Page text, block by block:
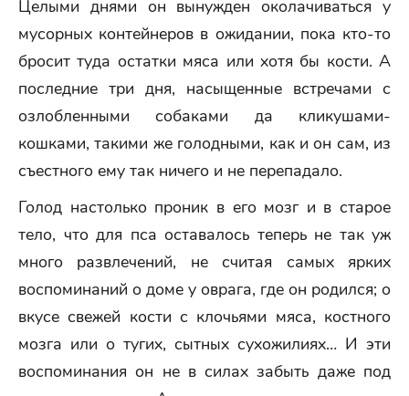
Целыми днями он вынужден околачиваться у
мусорных контейнеров в ожидании, пока кто-то
бросит туда остатки мяса или хотя бы кости. А
последние три дня, насыщенные встречами с
озлобленными собаками да кликушами-
кошками, такими же голодными, как и он сам, из
съестного ему так ничего и не перепадало.
Голод настолько проник в его мозг и в старое
тело, что для пса оставалось теперь не так уж
много развлечений, не считая самых ярких
воспоминаний о доме у оврага, где он родился; о
вкусе свежей кости с клочьями мяса, костного
мозга или о тугих, сытных сухожилиях… И эти
воспоминания он не в силах забыть даже под